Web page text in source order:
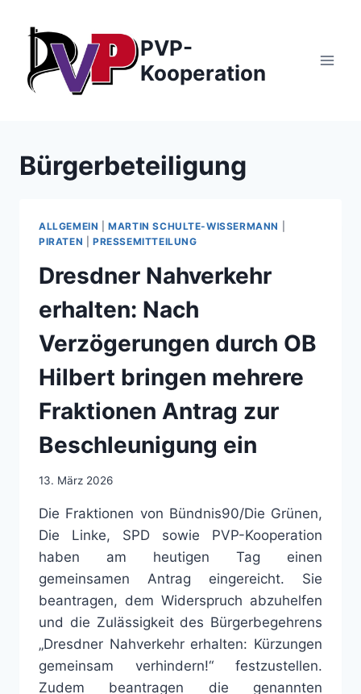
Inhalt
springen
PVP-
Kooperation
Bürgerbeteiligung
ALLGEMEIN |MARTIN SCHULTE-WISSERMANN
PIRATEN
PRESSEMITTEILUNG
Dresdner Nahverkehr
erhalten: Nach
Verzögerungen durch OB
Hilbert bringen mehrere
Fraktionen Antrag zur
Beschleunigung ein
13. März 2026
Die Fraktionen von Bündnis90/Die Grünen,
Die Linke, SPD sowie PVP-Kooperation
haben am heutigen Tag einen
gemeinsamen Antrag eingereicht. Sie
beantragen, dem Widerspruch abzuhelfen
und die Zulässigkeit des Bürgerbegehrens
„Dresdner Nahverkehr erhalten: Kürzungen
gemeinsam verhindern!“ festzustellen.
Zudem beantragen die genannten